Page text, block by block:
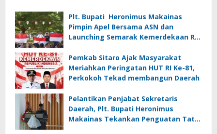
Plt. Bupati Heronimus Makainas
Pimpin Apel Bersama ASN dan
Launching Semarak Kemerdekaan RI
Pemkab Sitaro Ajak Masyarakat
Meriahkan Peringatan HUT RI Ke-81,
Perkokoh Tekad membangun Daerah
Pelantikan Penjabat Sekretaris
Daerah, Plt. Bupati Heronimus
Makainas Tekankan Penguatan Tata